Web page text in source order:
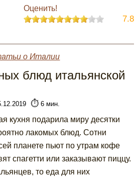
Оценить!
7.8
о Италии
блюд итальянской
⏱️ 6 мин.
кухня подарила миру десятки
лакомых блюд. Сотни
планете пьют по утрам кофе
спагетти или заказывают пиццу.
то еда для них